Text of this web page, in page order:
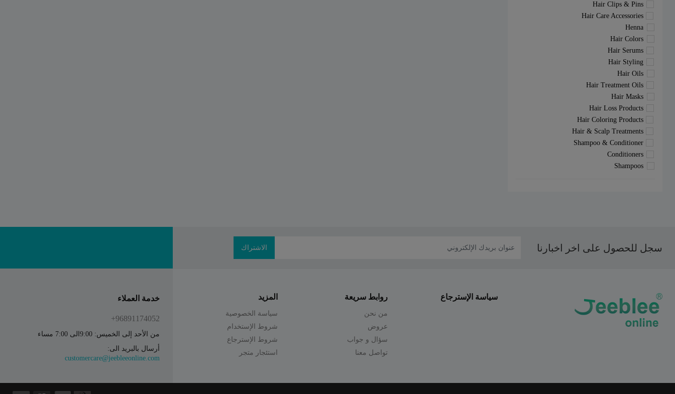
Hair Clips & Pins
Hair Care Accessories
Henna
Hair Colors
Hair Serums
Hair Styling
Hair Oils
Hair Treatment Oils
Hair Masks
Hair Loss Products
Hair Coloring Products
Hair & Scalp Treatments
Shampoo & Conditioner
Conditioners
Shampoos
سجل للحصول على اخر اخبارنا الاشتراك
سياسة الإسترجاع روابط سريعة
من نحن
عروض
سؤال و جواب
تواصل معنا
المزيد
سياسة الخصوصية
شروط الإستخدام
شروط الإسترجاع
استئجار متجر
خدمة العملاء
96891174052+
من الأحد إلى الخميس: 9:00الى 7:00 مساء
أرسال بالبريد الى:
customercare@jeebleeonline.com